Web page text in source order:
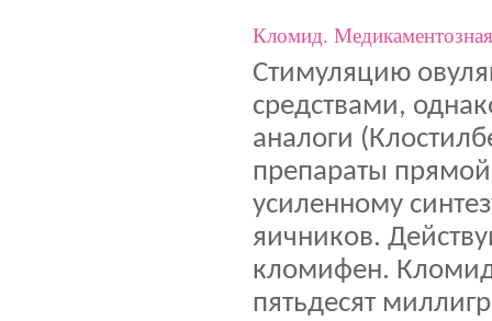
Кломид.
Стимуляцию
средствами,
аналоги
препараты
усиленному
яичников.
кломифен. Кломид
пятьдесят